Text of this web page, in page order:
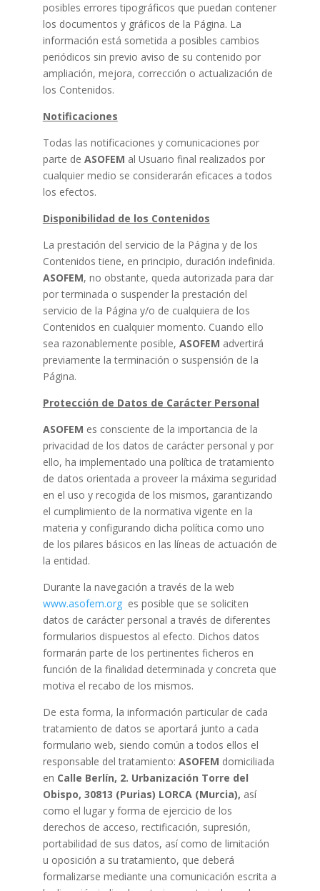
posibles errores tipográficos que puedan contener
los documentos y gráficos de la Página. La
información está sometida a posibles cambios
periódicos sin previo aviso de su contenido por
ampliación, mejora, corrección o actualización de
los Contenidos.
Notificaciones
Todas las notificaciones y comunicaciones por
parte de ASOFEM al Usuario final realizados por
cualquier medio se considerarán eficaces a todos
los efectos.
Disponibilidad de los Contenidos
La prestación del servicio de la Página y de los
Contenidos tiene, en principio, duración indefinida.
ASOFEM, no obstante, queda autorizada para dar
por terminada o suspender la prestación del
servicio de la Página y/o de cualquiera de los
Contenidos en cualquier momento. Cuando ello
sea razonablemente posible, ASOFEM advertirá
previamente la terminación o suspensión de la
Página.
Protección de Datos de Carácter Personal
ASOFEM es consciente de la importancia de la
privacidad de los datos de carácter personal y por
ello, ha implementado una política de tratamiento
de datos orientada a proveer la máxima seguridad
en el uso y recogida de los mismos, garantizando
el cumplimiento de la normativa vigente en la
materia y configurando dicha política como uno
de los pilares básicos en las líneas de actuación de
la entidad.
Durante la navegación a través de la web
www.asofem.orges posible que se soliciten
datos de carácter personal a través de diferentes
formularios dispuestos al efecto. Dichos datos
formarán parte de los pertinentes ficheros en
función de la finalidad determinada y concreta que
motiva el recabo de los mismos.
De esta forma, la información particular de cada
tratamiento de datos se aportará junto a cada
formulario web, siendo común a todos ellos el
responsable del tratamiento: ASOFEM domiciliada
en Calle Berlín, 2. Urbanización Torre del
Obispo, 30813 (Purias) LORCA (Murcia), así
como el lugar y forma de ejercicio de los
derechos de acceso, rectificación, supresión,
portabilidad de sus datos, así como de limitación
u oposición a su tratamiento, que deberá
formalizarse mediante una comunicación escrita a